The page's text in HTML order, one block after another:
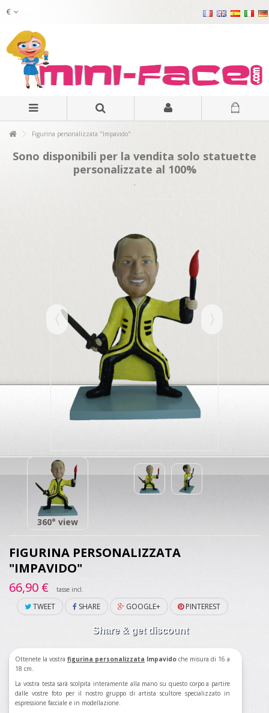
€
Figurina personalizzata "Impavido"
Sono disponibili per la vendita solo statuette
personalizzate al 100%
.
360° view
FIGURINA PERSONALIZZATA
"IMPAVIDO"
66,90 €
tasse incl.
TWEET SHARE GOOGLE+ PINTEREST
Share & get discount
Ottenete la vostra figurina personalizzata Impavido che misura di 16 a
18 cm.
La vostra testa sarà scolpita interamente alla mano su questo corpo a partire
dalle vostre foto per il nostro gruppo di artista scultore specializzato in
espressione facciale e in modellazione.